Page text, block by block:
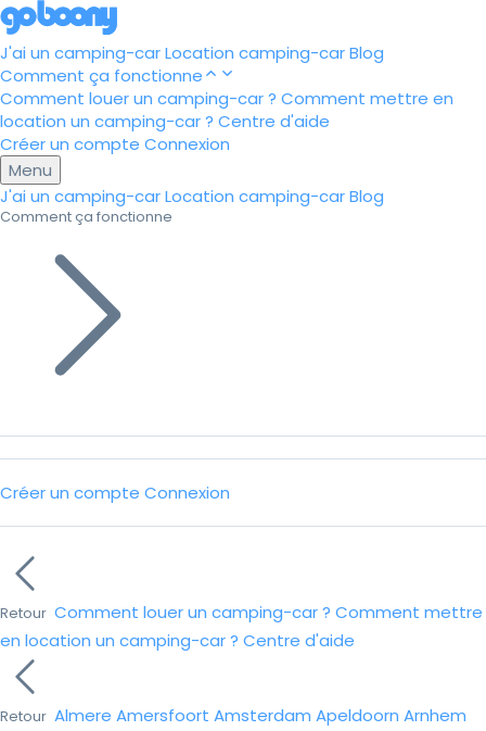
J'ai un camping-carLocation camping-carBlog
Comment ça fonctionne
Comment louer un camping-car ? Comment mettre en
location un camping-car ? Centre d'aide
Créer un compte Connexion
Menu
J'ai un camping-carLocation camping-carBlog
Comment ça fonctionne
Créer un compte Connexion
Retour Comment louer un camping-car ? Comment mettre
en location un camping-car ? Centre d'aide
Retour Almere Amersfoort Amsterdam Apeldoorn Arnhem